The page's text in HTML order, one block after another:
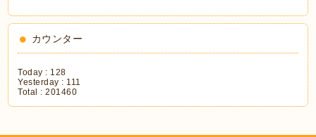
カウンター
Today : 128
Yesterday : 111
Total :201460